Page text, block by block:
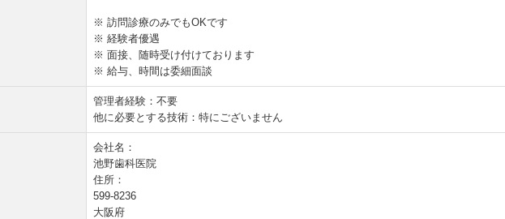
※ 訪問診療のみでもOKです
※ 経験者優遇
※ 面接、随時受け付けております
※ 給与、時間は委細面談
管理者経験：不要
他に必要とする技術：特にございません
会社名：
池野歯科医院
住所：
599-8236
大阪府